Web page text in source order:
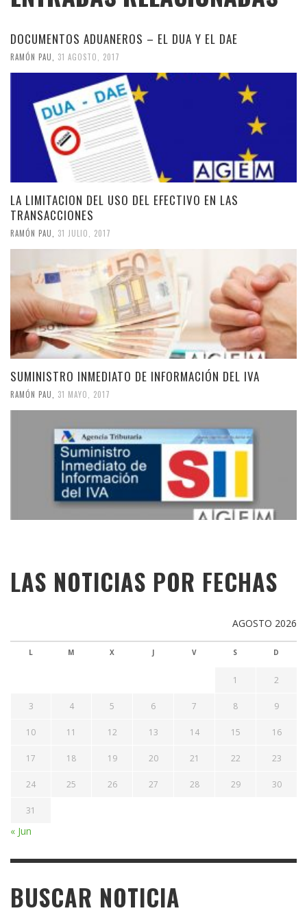
DOCUMENTOS ADUANEROS – EL DUA Y EL DAE
RAMÓN PAU 31 AGOSTO, 2017
LA LIMITACION DEL USO DEL EFECTIVO EN LAS
TRANSACCIONES
RAMÓN PAU 31 JULIO, 2017
SUMINISTRO INMEDIATO DE INFORMACIÓN DEL IVA
RAMÓN PAU 31 MAYO, 2017
LAS NOTICIAS POR FECHAS
AGOSTO 2026
L M X J V S D
1 2
3 4 5 6 7 8 9
10 11 12 13 14 15 16
17 18 19 20 21 22 23
24 25 26 27 28 29 30
31
« Jun
BUSCAR NOTICIA